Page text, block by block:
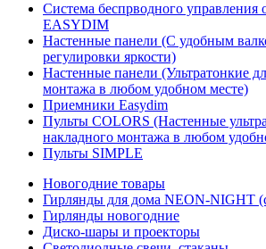
Система беспрводного управления
EASYDIM
Настенные панели (С удобным
регулировки яркости)
Настенные панели (Ультратонкие
монтажа в любом удобном месте)
Приемники Easydim
Пульты COLORS (Настенные
накладного монтажа в любом
Пульты SIMPLE
Новогодние товары
Гирлянды для дома NEON-NIGHT
Гирлянды новогодние
Диско-шары и проекторы